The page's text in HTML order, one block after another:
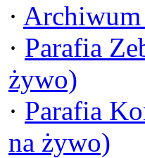
· Archiwum
· Parafia
żywo)
· Parafia
na żywo)